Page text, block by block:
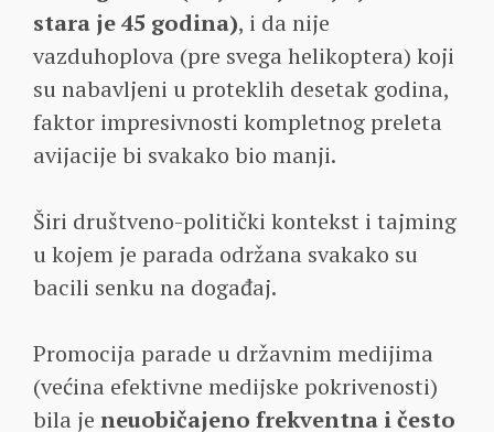
stara je 45 godina), i da nije
vazduhoplova (pre svega helikoptera) koji
su nabavljeni u proteklih desetak godina,
faktor impresivnosti kompletnog preleta
avijacije bi svakako bio manji.
Širi društveno-politički kontekst i tajming
u kojem je parada održana svakako su
bacili senku na događaj.
Promocija parade u državnim medijima
(većina efektivne medijske pokrivenosti)
bila je neuobičajeno frekventna i često